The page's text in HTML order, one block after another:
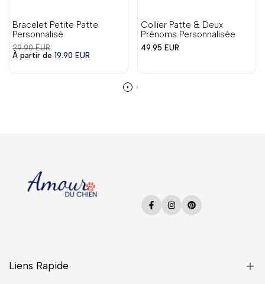
Bracelet Petite Patte
Personnalisé
Prix
régulier
29.90 EUR
Prix
en
À partir de 19.90 EUR
Collier Patte & Deux
Prénoms Personnalisée
Prix
49.95 EUR
Facebook
InstagramPinterest
Liens Rapide